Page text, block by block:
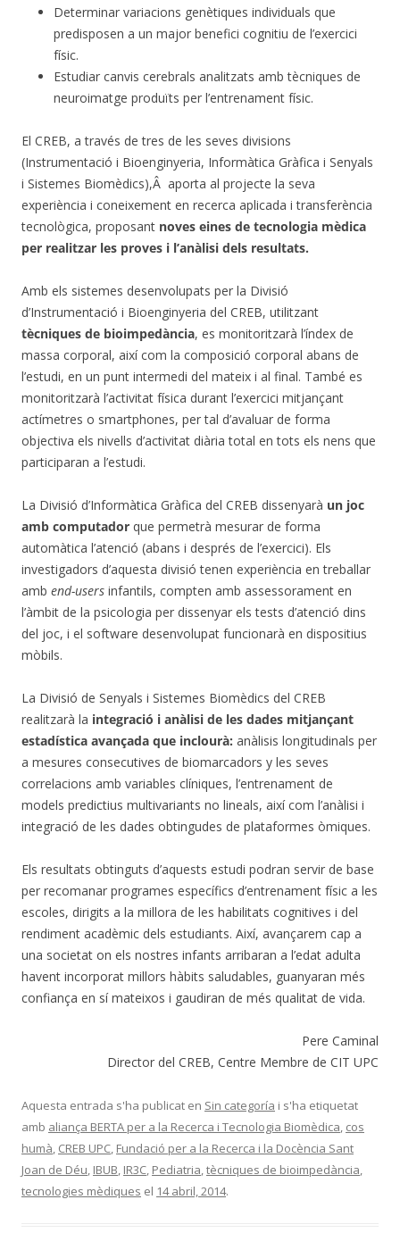
Determinar variacions genètiques individuals que
predisposen a un major benefici cognitiu de l’exercici
físic.
Estudiar canvis cerebrals analitzats amb tècniques de
neuroimatge produïts per l’entrenament físic.
El CREB, a través de tres de les seves divisions
(Instrumentació i Bioenginyeria, Informàtica Gràfica i Senyals
i Sistemes Biomèdics),Â aporta al projecte la seva
experiència i coneixement en recerca aplicada i transferència
tecnològica, proposant noves eines de tecnologia mèdica
per realitzar les proves i l’anàlisi dels resultats.
Amb els sistemes desenvolupats per la Divisió
d’Instrumentació i Bioenginyeria del CREB, utilitzant
tècniques de bioimpedància, es monitoritzarà l’índex de
massa corporal, així com la composició corporal abans de
l’estudi, en un punt intermedi del mateix i al final. També es
monitoritzarà l’activitat física durant l’exercici mitjançant
actímetres o smartphones, per tal d’avaluar de forma
objectiva els nivells d’activitat diària total en tots els nens que
participaran a l’estudi.
La Divisió d’Informàtica Gràfica del CREB dissenyarà un joc
amb computador que permetrà mesurar de forma
automàtica l’atenció (abans i després de l’exercici). Els
investigadors d’aquesta divisió tenen experiència en treballar
amb end-users infantils, compten amb assessorament en
l’àmbit de la psicologia per dissenyar els tests d’atenció dins
del joc, i el software desenvolupat funcionarà en dispositius
mòbils.
La Divisió de Senyals i Sistemes Biomèdics del CREB
realitzarà la integració i anàlisi de les dades mitjançant
estadística avançada que inclourà: anàlisis longitudinals per
a mesures consecutives de biomarcadors y les seves
correlacions amb variables clíniques, l’entrenament de
models predictius multivariants no lineals, així com l’anàlisi i
integració de les dades obtingudes de plataformes òmiques.
Els resultats obtinguts d’aquests estudi podran servir de base
per recomanar programes específics d’entrenament físic a les
escoles, dirigits a la millora de les habilitats cognitives i del
rendiment acadèmic dels estudiants. Així, avançarem cap a
una societat on els nostres infants arribaran a l’edat adulta
havent incorporat millors hàbits saludables, guanyaran més
confiança en sí mateixos i gaudiran de més qualitat de vida.
Pere Caminal
Director del CREB, Centre Membre de CIT UPC
Aquesta entrada s'ha publicat en Sin categoría i s'ha etiquetat
amb aliança BERTA per a la Recerca i Tecnologia Biomèdica, cos
humà, CREB UPC, Fundació per a la Recerca i la Docència Sant
Joan de Déu, IBUB, IR3C, Pediatria,tècniques de bioimpedància,
tecnologies mèdiques el 14 abril, 2014.